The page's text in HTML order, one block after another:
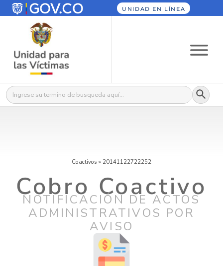
UNIDAD EN LÍNEA
Buscar: Botón
Coactivos » 20141122722252
Cobro Coactivo
NOTIFICACIÓN DE ACTOS
ADMINISTRATIVOS POR
AVISO